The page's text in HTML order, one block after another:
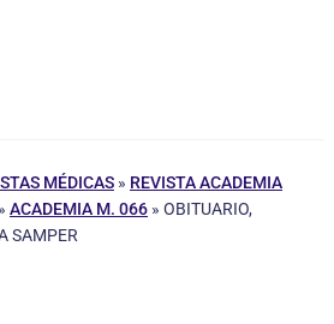
MÉDICAS » REVISTA ACADEMIA
» ACADEMIA M. 066 » OBITUARIO,
SAMPER